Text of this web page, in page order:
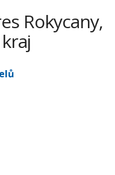
Rokycany,